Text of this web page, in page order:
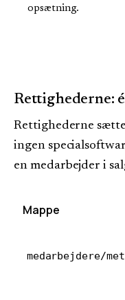
opsætning.
Rettighederne:
Rettighederne
ingen
en medarbejder i
Mappe
medarbejdere/